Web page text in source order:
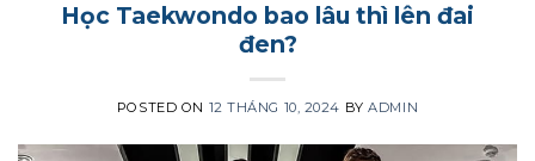
Học Taekwondo bao lâu thì lên đai
đen?
POSTED ON 12 THÁNG 10, 2024 BYADMIN